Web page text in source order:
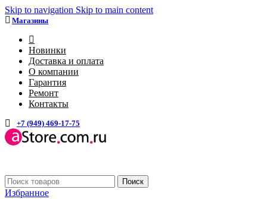
Skip to navigation Skip to main content
Магазины
Новинки
Доставка и оплата
О компании
Гарантия
Ремонт
Контакты
+7 (949) 469-17-75
Поиск
Избранное